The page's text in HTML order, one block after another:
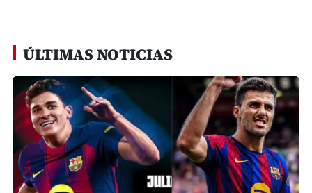
ÚLTIMAS NOTICIAS